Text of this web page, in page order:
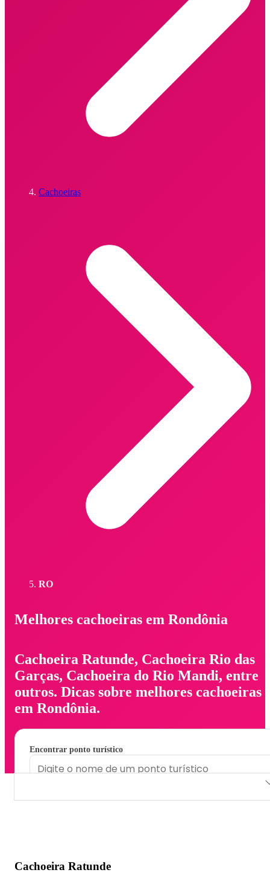
Cachoeiras
RO
Melhores cachoeiras em Rondônia
Cachoeira Ratunde, Cachoeira Rio das
Garças, Cachoeira do Rio Mandi, entre
outros. Dicas sobre melhores cachoeiras
em Rondônia.
Encontrar ponto turístico
Cachoeira Ratunde